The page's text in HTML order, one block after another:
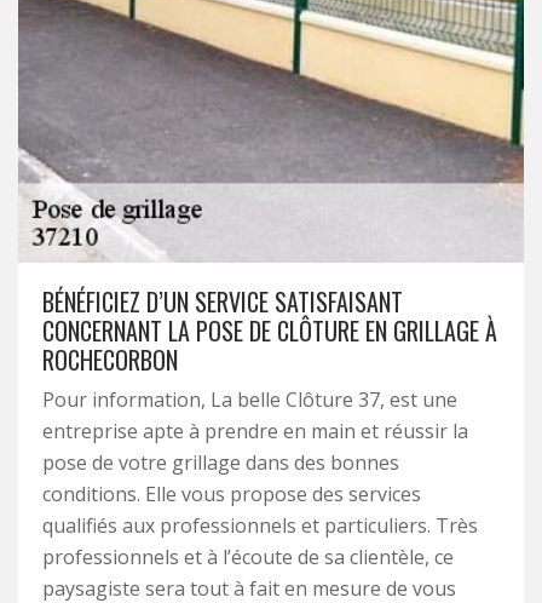
BÉNÉFICIEZ D’UN SERVICE SATISFAISANT
CONCERNANT LA POSE DE CLÔTURE EN GRILLAGE À
ROCHECORBON
Pour information, La belle Clôture 37, est une
entreprise apte à prendre en main et réussir la
pose de votre grillage dans des bonnes
conditions. Elle vous propose des services
qualifiés aux professionnels et particuliers. Très
professionnels et à l’écoute de sa clientèle, ce
paysagiste sera tout à fait en mesure de vous